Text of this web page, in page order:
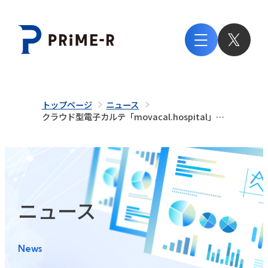
トップページ
ニュース
クラウド型電子カルテ「movacal.hospital」
関の募集について
ニュース
News